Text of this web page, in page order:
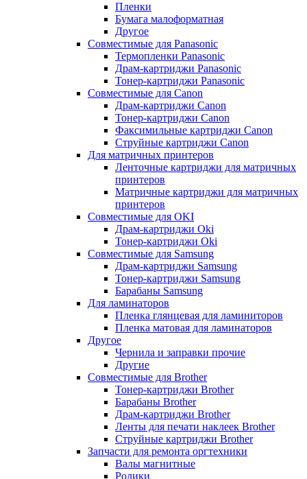
Пленки
Бумага малоформатная
Другое
Совместимые для Panasonic
Термопленки Panasonic
Драм-картриджи Panasonic
Тонер-картриджи Panasonic
Совместимые для Canon
Драм-картриджи Canon
Тонер-картриджи Canon
Факсимильные картриджи Canon
Струйные картриджи Canon
Для матричных принтеров
Ленточные картриджи для матричных
принтеров
Матричные картриджи для матричных
принтеров
Совместимые для OKI
Драм-картриджи Oki
Тонер-картриджи Oki
Совместимые для Samsung
Драм-картриджи Samsung
Тонер-картриджи Samsung
Барабаны Samsung
Для ламинаторов
Пленка глянцевая для ламиниторов
Пленка матовая для ламинаторов
Другое
Чернила и заправки прочие
Другие
Совместимые для Brother
Тонер-картриджи Brother
Барабаны Brother
Драм-картриджи Brother
Ленты для печати наклеек Brother
Струйные картриджи Brother
Запчасти для ремонта оргтехники
Валы магнитные
Ролики